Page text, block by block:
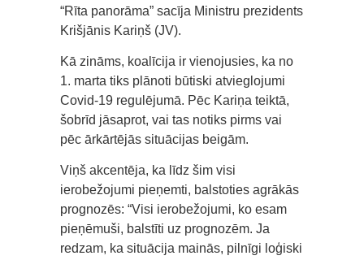
“Rīta panorāma” sacīja Ministru prezidents
Krišjānis Kariņš (JV).
Kā zināms, koalīcija ir vienojusies, ka no
1. marta tiks plānoti būtiski atvieglojumi
Covid-19 regulējumā. Pēc Kariņa teiktā,
šobrīd jāsaprot, vai tas notiks pirms vai
pēc ārkārtējās situācijas beigām.
Viņš akcentēja, ka līdz šim visi
ierobežojumi pieņemti, balstoties agrākās
prognozēs: “Visi ierobežojumi, ko esam
pieņēmuši, balstīti uz prognozēm. Ja
redzam, ka situācija mainās, pilnīgi loģiski